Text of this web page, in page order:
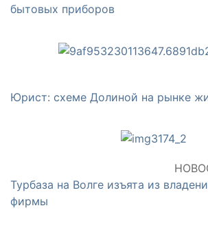
бытовых приборов
Юрист: схеме Долиной на рынке
Турбаза на Волге изъята из
фирмы